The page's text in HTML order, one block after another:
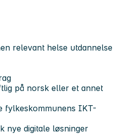
relevant helse utdannelse
på norsk eller et annet
fylkeskommunens IKT-
nye digitale løsninger